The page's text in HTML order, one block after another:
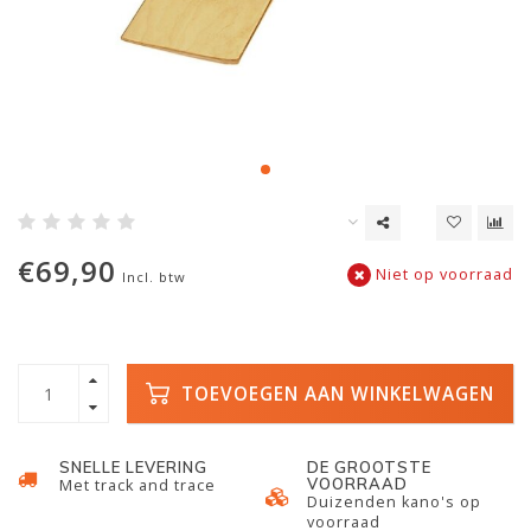
€69,90 Incl. btw Niet op voorraad
TOEVOEGEN AAN WINKELWAGEN
SNELLE LEVERING
Met track and trace
DE GROOTSTE
VOORRAAD
Duizenden kano's op
voorraad